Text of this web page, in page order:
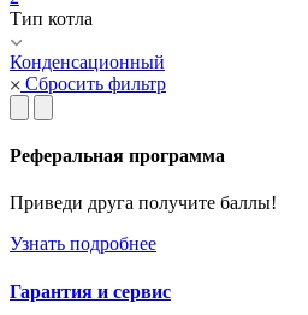
Тип котла
Конденсационный
Сбросить фильтр
Реферальная программа
Приведи друга получите баллы!
Узнать подробнее
Гарантия и сервис